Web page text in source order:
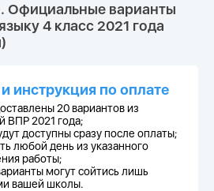
Официальные варианты
4 класс 2021 года
инструкция по оплате
20 вариантов из
ВПР 2021 года;
доступны сразу после оплаты;
любой день из указанного
работы;
могут сойтись лишь
вашей школы.